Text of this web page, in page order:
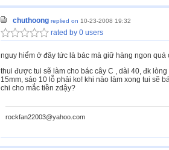
chuthoong replied on 10-23-2008 19:32
rated by 0 users
nguy hiểm ở đây tức là bác mà giữ hàng ngon
thui được tui sẽ làm cho bác cây C , dài 40, đk
15mm, sáo 10 lỗ phải ko! khi nào làm xong tui sẽ
chi cho mắc tiền zdậy?
rockfan22003@yahoo.com